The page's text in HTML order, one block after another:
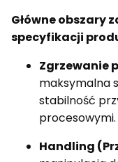
Główne obszary
specyfikacji
Zgrzewanie
maksymalna
stabilność
procesowymi.
Handling